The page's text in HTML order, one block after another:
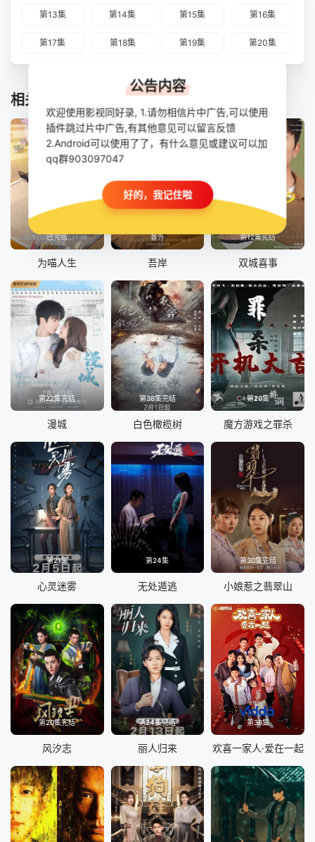
第13集 第14集 第15集 第16集
第17集 第18集 第19集 第20集
相关推荐
已完结
为喵人生
番外
吾岸
第12集完结
双城喜事
第22集完结
漫城
第38集完结
白色橄榄树
第20集
魔方游戏之罪杀
第21集
心灵迷雾
第24集
无处遁逃
第30集完结
小娘惹之翡翠山
第20集完结
风汐志
第24集完结
丽人归来
第36集
欢喜一家人·爱在一起
公告内容
欢迎使用影视同好录, 1.请勿相信片中广告,可以使用
插件跳过片中广告,有其他意见可以留言反馈
2.Android可以使用了了，有什么意见或建议可以加
qq群903097047
好的，我记住啦